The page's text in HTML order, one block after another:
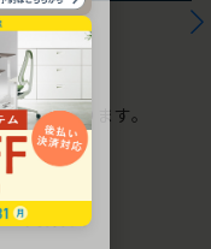
しております。
営業日